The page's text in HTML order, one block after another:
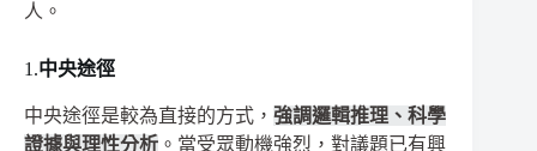
人。
1.中央途徑
中央途徑是較為直接的方式， 強調邏輯推理、科學
證據與理性分析 。當受眾動機強烈，對議題已有興